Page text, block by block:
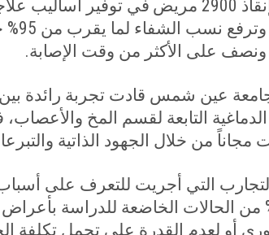
في توفير أساليب
مخاطر
.
عين شمس قادت تجربة رائدة بين
التابعة لقسم المخ
مجاناً من خلال الجهود الذاتية
التي أجريت للتعرف على أسباب
عدم معرفة 70% من الحالات الخاضعة للدراسة
أو لعدم القدرة على تحمل تكلفة